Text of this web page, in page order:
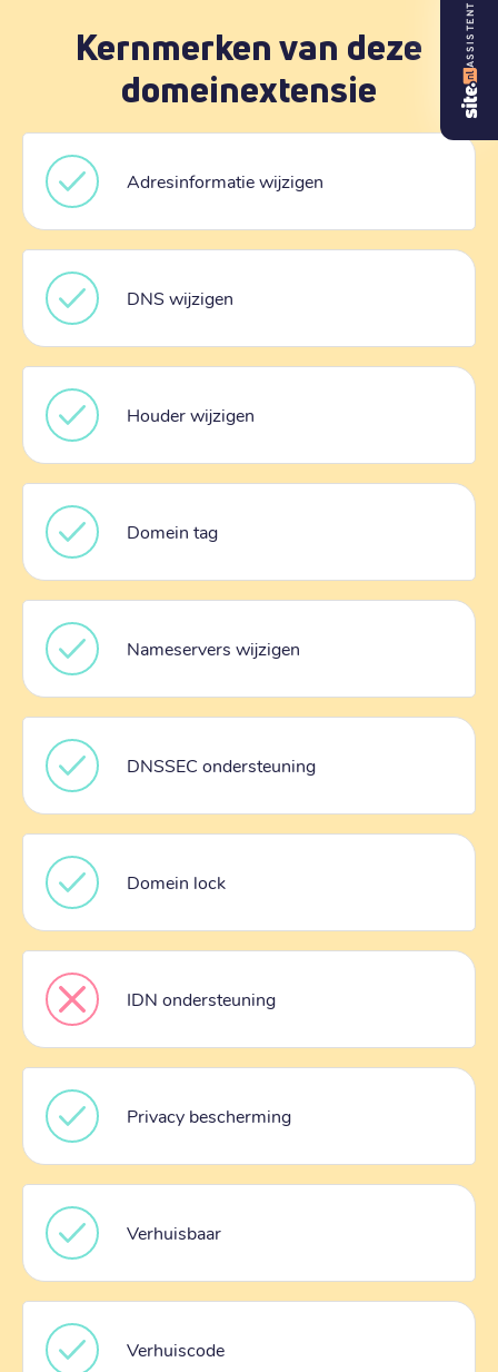
Kernmerken van deze
domeinextensie
Adresinformatie wijzigen
DNS wijzigen
Houder wijzigen
Domein tag
Nameservers wijzigen
DNSSEC ondersteuning
Domein lock
IDN ondersteuning
Privacy bescherming
Verhuisbaar
Verhuiscode
ASSISTENT